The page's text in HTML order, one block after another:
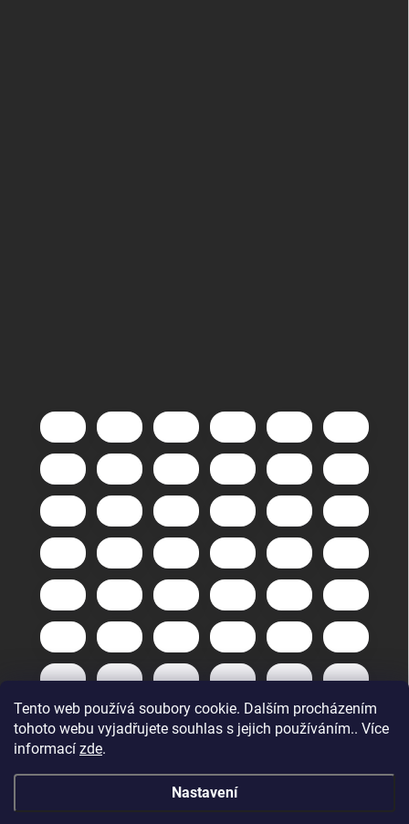
Tento web používá soubory cookie. Dalším procházením
tohoto webu vyjadřujete souhlas s jejich používáním.. Více
informací zde.
Nastavení